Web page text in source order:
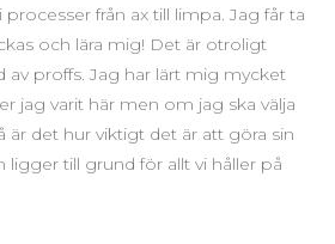
processer från ax till limpa. Jag får ta
och lära mig! Det är otroligt
av proffs. Jag har lärt mig mycket
jag varit här men om jag ska välja
är det hur viktigt det är att göra sin
ligger till grund för allt vi håller på